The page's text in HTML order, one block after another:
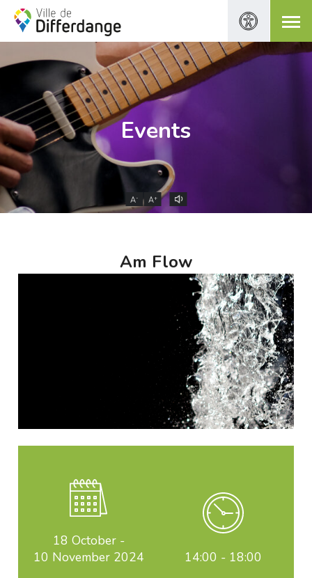
Events
A- A+
Am Flow
18 October-
10 November 2024
14:00 - 18:00